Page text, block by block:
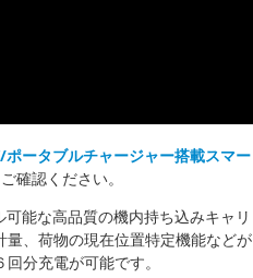
ータブルチャージャー搭載スマー
確認ください。
能な高品質の機内持ち込みキャリ
、荷物の現在位置特定機能などが
分充電が可能です。